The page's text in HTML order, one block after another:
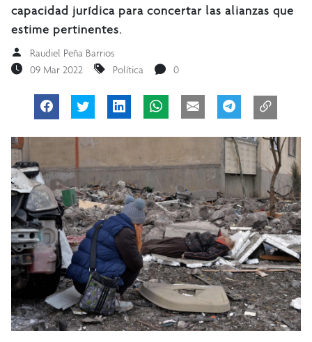
capacidad jurídica para concertar las alianzas que
estime pertinentes.
Raudiel Peña Barrios
09 Mar 2022
Política 0